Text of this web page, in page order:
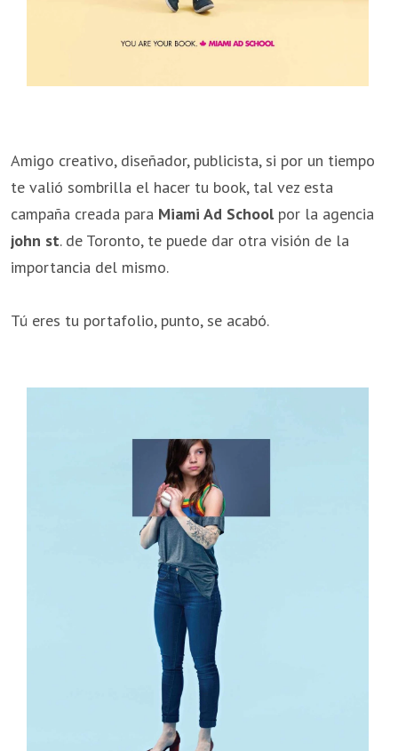
Amigo creativo, diseñador, publicista, si por un tiempo
te valió sombrilla el hacer tu book, tal vez esta
campaña creada para Miami Ad Schoolpor la agencia
john st. de Toronto, te puede dar otra visión de la
importancia del mismo.
Tú eres tu portafolio, punto, se acabó.